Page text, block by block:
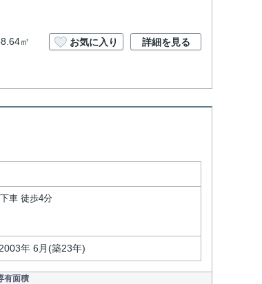
㎡ お気に入り 詳細を見る
車 徒歩4分
2003年 6月(築23年)
有面積